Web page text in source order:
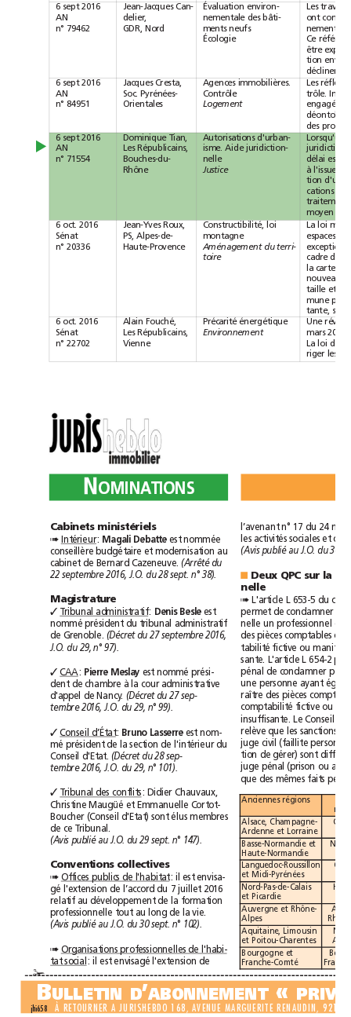
6sept 2016
AN
n°79462
Jean-Jacques Can-
delier,
Nord
Évaluation environ-
nementale des bâti-
ments neufs
Écologie
Les
ont
Ce
être
tion
6sept
2016
AN
n°84951
Jacques Cresta,
Soc. Pyrénées-
Orientales
Agences immobilières.
Contrôle
Logement
Les
trôle.
des
6sept
2016
AN
n°71554
Dominique
Tian,
Les
Républicains,
Bouches-du-
Rhône
Autorisations
d'urban-
isme.
Aide juridiction-
nelle
Justice
délai
à
l'issue
tion
cations
moyen
6oct.
2016
Sénat
n°20336
Jean-Yves
Roux,
PS,
Alpes-de-
Haute-Provence
Constructibilité,
loi
montagne
Aménagement
du terri-
toire
La
loi
espaces
cadre
la
carte
taille
et
mune
tante,
6oct. 2016
Sénat
n°22702
Alain Fouché,
Les Républicains,
Vienne
Précarité énergétique
Environnement
Une
mars
La loi
riger les
▲
N OMINATIONS
Cabinets ministériels
➠ Intérieur: Magali Debatte est
nommée
conseillère
budgétaire et modernisation au
cabinet de Bernard Cazeneuve. (Arrêté du
22septembre2016, J.O. du 28 sept. n°38).
Magistrature
✓ Tribunal administratif: Denis Besle est
nommé président du
administratif
de
Grenoble. (Décret du
27septembre2016,
J.O.
du 29,
✓ CAA: Pierre Meslay est nommé
prési-
dent
de chambre à la cour
administrative
de Nancy. (Décret du
27sep-
tembre2016,
J.O. du 29, n°99).
✓ d’État: Bruno Lasserre est
nom-
mé
président de la section de l'intérieur
du
d'Etat. (Décret du 28sep-
tembre2016, J.O. du 29, n°101).
✓ Tribunal des conflits: Didier
Chauvaux,
Christine
Maugüé et Emmanuelle Cortot-
Boucher d'Etat) sont élus
membres
de ce Tribunal.
(Avis publié au J.O. du 29 sept. n°147).
Conventions collectives
➠ Offices publics de l'habitat: est envisa-
gé l'extension de l’accord du 7juillet
2016
relatif
au développement de la
formation
professionnelle
tout au long de la vie.
(Avis publié au J.O. du 30 sept. n°102).
➠ Organisations professionnelles de l'habi-
tat
: est envisagé l'extension de
l’avenant n°17
du
les
activités sociales et
(Avis publié au J.O. du 30
■ Deux QPC sur
la
nelle
➠ L 'article L 653-5 du
permet
de condamner
nelle un
des
pièces comptables
tabilité
fictive ou
L'article L 654-2
de condamner
une
personne
ayant
raître
des
pièces
comptabilité
fictive ou
Le
relève que les
sanctions
juge
(faillite
tion
de gérer) sont
juge (prison ou
que des mêmes faits
B ULLETIND’ ABONNEMENT «
À RETOURNER A JURISHEBDO 168, AVENUE MARGUERITE RENAUDIN,
jhi658
✁
Anciennes régions
Alsace,
Champagne-
Ardenne
et
Lorraine
Basse-Normandie
et
Haute-Normandie
Languedoc-Roussillon
et
Midi-Pyrénées
Nord-Pas-de-Calais
et
Picardie
Auvergne
et
Rhône-
Alpes
Aquitaine,
Limousin
et
Poitou-Charentes
Bourgogne et
Franche-Comté